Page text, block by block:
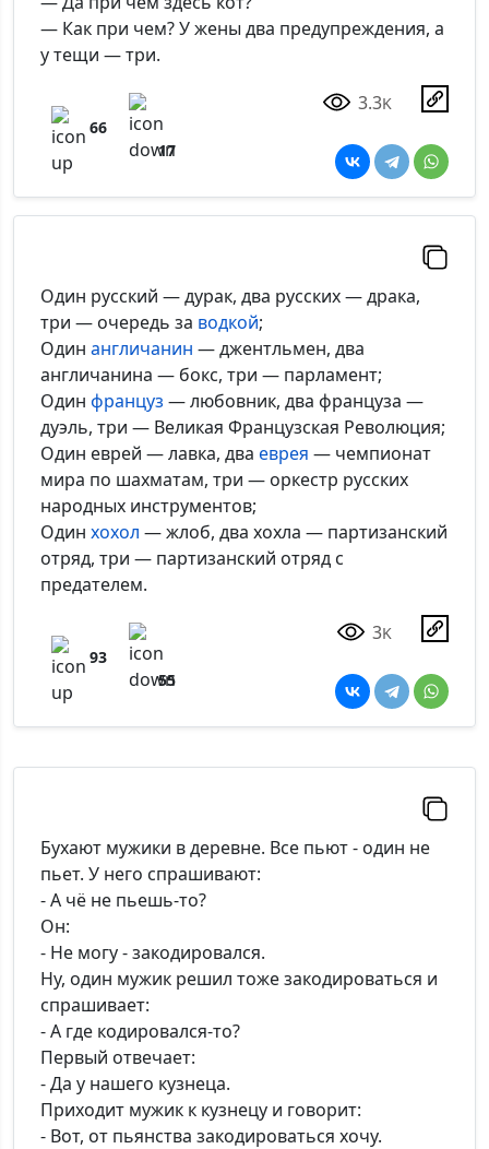
— Как при чем? У жены два предупреждения, а
у тещи — три.
66
17
3.3K
Один русский — дурак, два русских — драка,
три — очередь за водкой;
Один англичанин — джентльмен, два
англичанина — бокс, три — парламент;
Один француз — любовник, два француза —
дуэль, три — Великая Французская Революция;
Один еврей — лавка, два еврея — чемпионат
мира по шахматам, три — оркестр русских
народных инструментов;
Один хохол — жлоб, два хохла — партизанский
отряд, три — партизанский отряд с
предателем.
93
55
3K
Бухают мужики в деревне. Все пьют - один не
пьет. У него спрашивают:
- А чё не пьешь-то?
Он:
- Не могу - закодировался.
Ну, один мужик решил тоже закодироваться и
спрашивает:
- А где кодировался-то?
Первый отвечает:
- Да у нашего кузнеца.
Приходит мужик к кузнецу и говорит:
- Вот, от пьянства закодироваться хочу.